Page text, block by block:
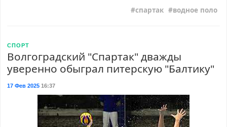
спартак водное поло
СПОРТ
Волгоградский "Спартак" дважды
уверенно обыграл питерскую "Балтику"
17 Фев 202516:37